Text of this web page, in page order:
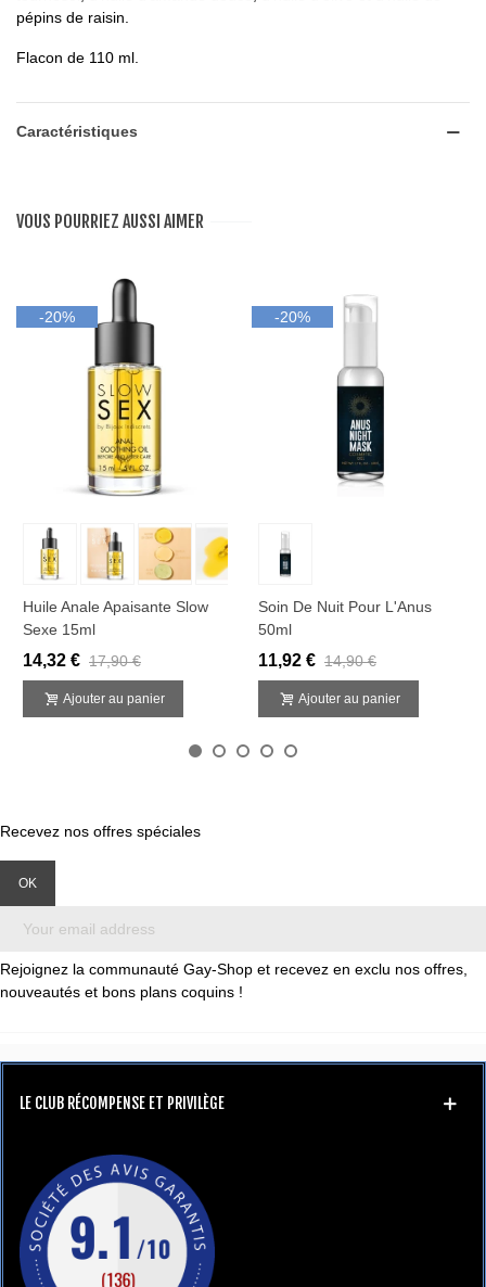
pépins de raisin.
Flacon de 110 ml.
Caractéristiques
VOUS POURRIEZ AUSSI AIMER
-20%
Huile Anale Apaisante Slow
Sexe 15ml
14,32 € 17,90 €
Ajouter au panier
-20%
Soin De Nuit Pour L'Anus
50ml
11,92 € 14,90 €
Ajouter au panier
Recevez nos offres spéciales
Rejoignez la communauté Gay-Shop et recevez en exclu nos offres,
nouveautés et bons plans coquins !
LE CLUB RÉCOMPENSE ET PRIVILÈGE